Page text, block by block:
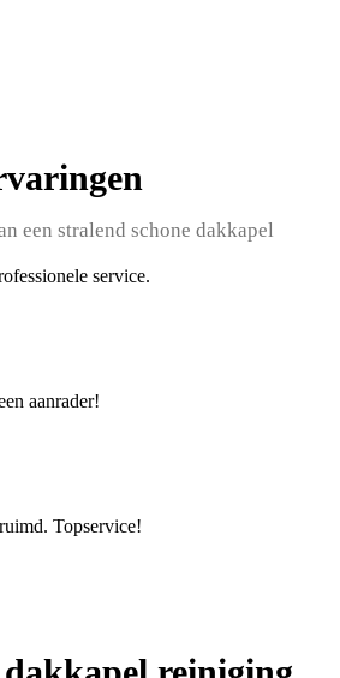
een stralend schone dakkapel
service.
aanrader!
Topservice!